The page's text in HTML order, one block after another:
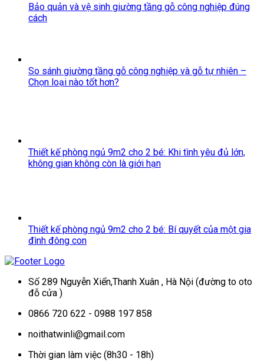
Bảo quản và vệ sinh giường tầng gỗ công nghiệp đúng
cách
So sánh giường tầng gỗ công nghiệp và gỗ tự nhiên –
Chọn loại nào tốt hơn?
Thiết kế phòng ngủ 9m2 cho 2 bé: Khi tình yêu đủ lớn,
không gian không còn là giới hạn
Thiết kế phòng ngủ 9m2 cho 2 bé: Bí quyết của một gia
đình đông con
Số 289 Nguyễn Xiển,Thanh Xuân , Hà Nội (đường to oto
đỗ cửa )
0866 720 622 - 0988 197 858
noithatwinli@gmail.com
Thời gian làm việc (8h30 - 18h)